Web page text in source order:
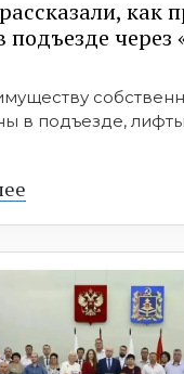
как
подъезде через
в подъезде,